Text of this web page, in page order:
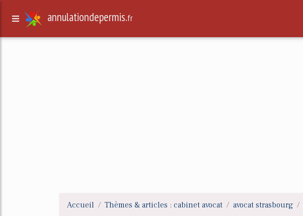
annulationdepermis.fr
Accueil Thèmes & articles : cabinet avocat avocat strasbourg